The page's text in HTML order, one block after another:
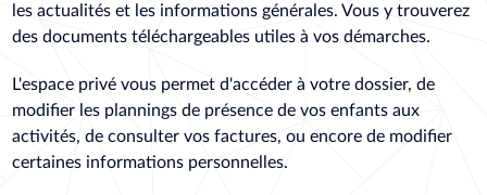
les actualités et les informations générales. Vous y trouverez
des documents téléchargeables utiles à vos démarches.
L'espace privé vous permet d'accéder à votre dossier, de
modifier les plannings de présence de vos enfants aux
activités, de consulter vos factures, ou encore de modifier
certaines informations personnelles.